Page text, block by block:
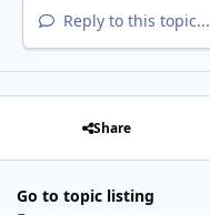
Reply to this topic...
Share
Go to topic listing